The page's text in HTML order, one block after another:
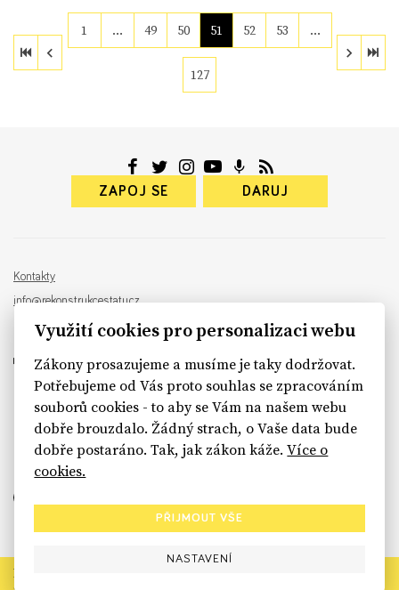
1 … 49 50 51 52 53 …
127
ZAPOJ SE DARUJ
Kontakty
info@rekonstrukcestatu.cz
Návrh a vývoj: Sinfin , ilustrace:
sinfin.digital
Rekonstrukce státu končí. Její členské organizace však dál
Využití cookies pro personalizaci webu
Zákony prosazujeme a musíme je taky dodržovat.
Potřebujeme od Vás proto souhlas se zpracováním
souborů cookies - to aby se Vám na našem webu
dobře brouzdalo. Žádný strach, o Vaše data bude
dobře postaráno. Tak, jak zákon káže.Více o
cookies.
PŘIJMOUT VŠE
NASTAVENÍ